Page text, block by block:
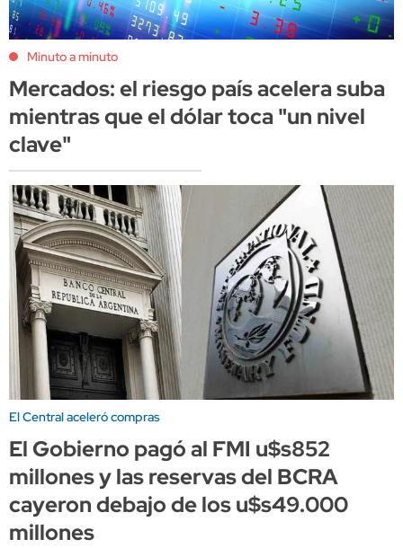
Minuto a minuto
Mercados: el riesgo país acelera suba
mientras que el dólar toca "un nivel
clave"
El Central aceleró compras
El Gobierno pagó al FMI u$s852
millones y las reservas del BCRA
cayeron debajo de los u$s49.000
millones